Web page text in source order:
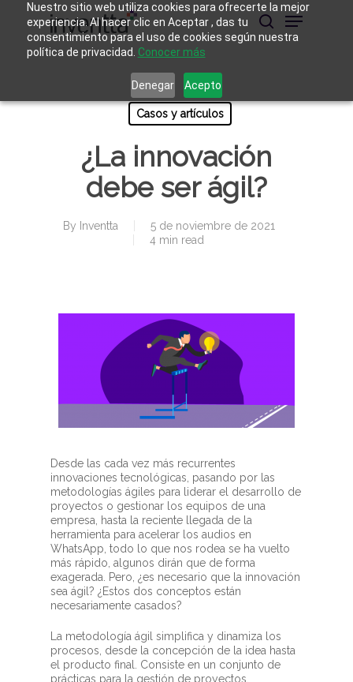
Nuestro sitio web utiliza cookies para ofrecerte la mejor
experiencia. Al hacer clic en Aceptar , das tu
consentimiento para el uso de cookies según nuestra
política de privacidad. Conocer más
Denegar Acepto
content
buscar
Menu
Casos y artículos
¿La innovación
debe ser ágil?
By Inventta
5 de noviembre de 2021
4 min read
Desde las cada vez más recurrentes
innovaciones tecnológicas, pasando por las
metodologías ágiles para liderar el desarrollo de
proyectos o gestionar los equipos de una
empresa, hasta la reciente llegada de la
herramienta para acelerar los audios en
WhatsApp, todo lo que nos rodea se ha vuelto
más rápido, algunos dirán que de forma
exagerada. Pero, ¿es necesario que la innovación
sea ágil? ¿Estos dos conceptos están
necesariamente casados?
La metodología ágil simplifica y dinamiza los
procesos, desde la concepción de la idea hasta
el producto final. Consiste en un conjunto de
prácticas para la gestión de proyectos,